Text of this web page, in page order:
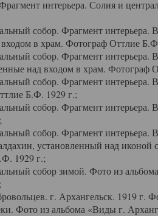
интерьера. Солия и
собор. Фрагмент интерьера.
в храм. Фотограф Оттлие
собор. Фрагмент интерьера.
над входом в храм. Фотограф
собор. Фрагмент интерьера.
Б.Ф. 1929 г.;
собор. Фрагмент интерьера.
собор. Фрагмент интерьера.
установленный над иконой
1929 г.;
собор зимой. Фото из
г. Архангельск. 1919 г.
Фото из альбома «Виды г.